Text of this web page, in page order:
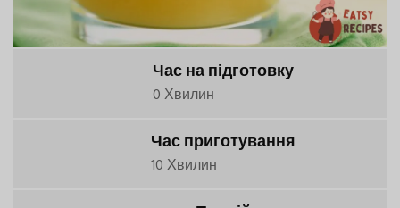
Час на підготовку
0 Хвилин
Час приготування
10 Хвилин